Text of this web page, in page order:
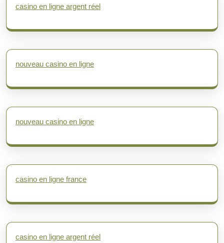
casino en ligne argent réel
nouveau casino en ligne
nouveau casino en ligne
casino en ligne france
casino en ligne argent réel